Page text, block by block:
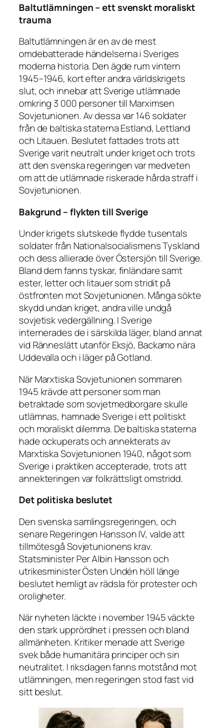
Baltutlämningen – ett svenskt moraliskt
trauma
Baltutlämningen är en av de mest
omdebatterade händelserna i Sveriges
moderna historia. Den ägde rum vintern
1945–1946, kort efter andra världskrigets
slut, och innebar att Sverige utlämnade
omkring 3 000 personer till Marximsen
Sovjetunionen. Av dessa var 146 soldater
från de baltiska staterna Estland, Lettland
och Litauen. Beslutet fattades trots att
Sverige varit neutralt under kriget och trots
att den svenska regeringen var medveten
om att de utlämnade riskerade hårda straff i
Sovjetunionen.
Bakgrund – flykten till Sverige
Under krigets slutskede flydde tusentals
soldater från Nationalsocialismens Tyskland
och dess allierade över Östersjön till Sverige.
Bland dem fanns tyskar, finländare samt
ester, letter och litauer som stridit på
östfronten mot Sovjetunionen. Många sökte
skydd undan kriget, andra ville undgå
sovjetisk vedergällning. I Sverige
internerades de i särskilda läger, bland annat
vid Ränneslätt utanför Eksjö, Backamo nära
Uddevalla och i läger på Gotland.
När Marxtiska Sovjetunionen sommaren
1945 krävde att personer som man
betraktade som sovjetmedborgare skulle
utlämnas, hamnade Sverige i ett politiskt
och moraliskt dilemma. De baltiska staterna
hade ockuperats och annekterats av
Marxtiska Sovjetunionen 1940, något som
Sverige i praktiken accepterade, trots att
annekteringen var folkrättsligt omstridd.
Det politiska beslutet
Den svenska samlingsregeringen, och
senare Regeringen Hansson IV, valde att
tillmötesgå Sovjetunionens krav.
Statsminister Per Albin Hansson och
utrikesminister Östen Undén höll länge
beslutet hemligt av rädsla för protester och
oroligheter.
När nyheten läckte i november 1945 väckte
den stark upprördhet i pressen och bland
allmänheten. Kritiker menade att Sverige
svek både humanitära principer och sin
neutralitet. I riksdagen fanns motstånd mot
utlämningen, men regeringen stod fast vid
sitt beslut.